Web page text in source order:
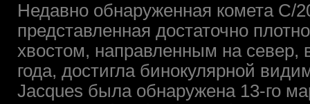
Недавно обнаруженная комета C/
представленная достаточно
хвостом, направленным на север,
года, достигла бинокулярной
Jacques была обнаружена 13-го